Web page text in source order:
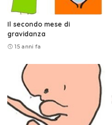
Il secondo mese di
gravidanza
15 anni fa